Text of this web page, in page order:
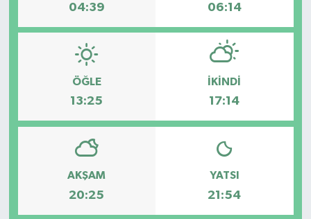
04:39 06:14
ÖĞLE
13:25
İKINDI
17:14
AKŞAM
20:25
YATSI
21:54